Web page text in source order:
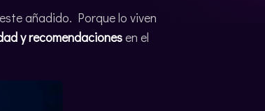
añadido. Porque lo viven
y recomendacionesen el